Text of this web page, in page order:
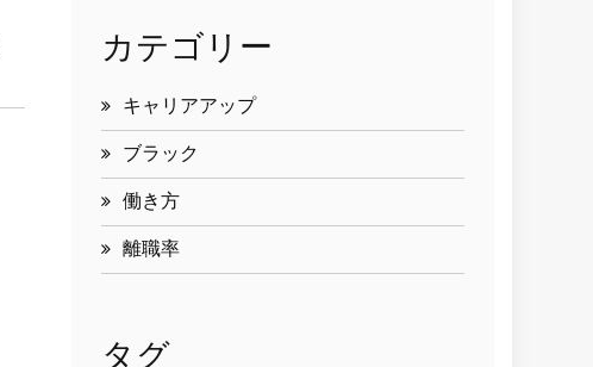
カテゴリー
キャリアアップ
ブラック
働き方
離職率
タグ